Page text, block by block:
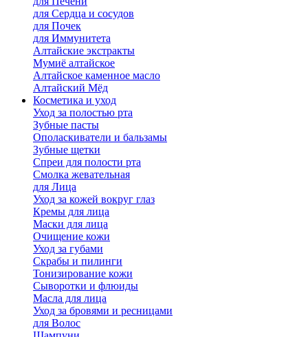
для Сердца и сосудов
для Почек
для Иммунитета
Алтайские экстракты
Мумиё алтайское
Алтайское каменное масло
Алтайский Мёд
Косметика и уход
Уход за полостью рта
Зубные пасты
Ополаскиватели и бальзамы
Зубные щетки
Спреи для полости рта
Смолка жевательная
для Лица
Уход за кожей вокруг глаз
Кремы для лица
Маски для лица
Очищение кожи
Уход за губами
Скрабы и пилинги
Тонизирование кожи
Сыворотки и флюиды
Масла для лица
Уход за бровями и ресницами
для Волос